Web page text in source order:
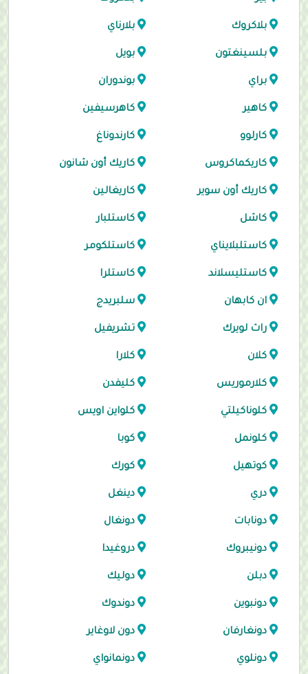
بلاكروك بلارناي
بلسينغتون بويل
براي بوندوران
كاهير كاهرسيفين
كارلوو كارندوناغ
كاريكماكروس كاريك أون شانون
كاريك أون سوير كاريغالين
كاشل كاستلبار
كاستلبلايناي كاستلكومر
كاستليسلاند كاستلرا
ان كابهان سلبريدج
راث لويرك تشريفيل
كلان كلارا
كلارموريس كليفدن
كلوناكيلتي كلواين اويس
كلونمل كوبا
كوتهيل كورك
دري دينغل
دونابات دونغال
دونيبروك دروغيدا
دبلن دوليك
دونبوين دوندوك
دونغارفان دون لاوغاير
دونلوي دونمانواي